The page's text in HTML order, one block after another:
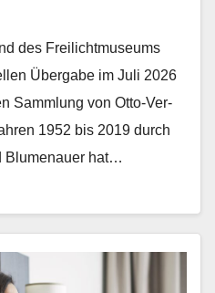
des Freilichtmuseums
Über­gabe im Juli 2026
Samm­lung von Otto-Ver­
1952 bis 2019 durch
Blu­me­nauer hat…